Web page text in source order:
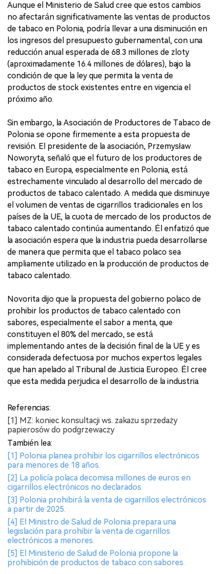
Aunque el Ministerio de Salud cree que estos cambios
no afectarán significativamente las ventas de productos
de tabaco en Polonia, podría llevar a una disminución en
los ingresos del presupuesto gubernamental, con una
reducción anual esperada de 68.3 millones de zloty
(aproximadamente 16.4 millones de dólares), bajo la
condición de que la ley que permita la venta de
productos de stock existentes entre en vigencia el
próximo año.
Sin embargo, la Asociación de Productores de Tabaco de
Polonia se opone firmemente a esta propuesta de
revisión. El presidente de la asociación, Przemysław
Noworyta, señaló que el futuro de los productores de
tabaco en Europa, especialmente en Polonia, está
estrechamente vinculado al desarrollo del mercado de
productos de tabaco calentado. A medida que disminuye
el volumen de ventas de cigarrillos tradicionales en los
países de la UE, la cuota de mercado de los productos de
tabaco calentado continúa aumentando. Él enfatizó que
la asociación espera que la industria pueda desarrollarse
de manera que permita que el tabaco polaco sea
ampliamente utilizado en la producción de productos de
tabaco calentado.
Novorita dijo que la propuesta del gobierno polaco de
prohibir los productos de tabaco calentado con
sabores, especialmente el sabor a menta, que
constituyen el 80% del mercado, se está
implementando antes de la decisión final de la UE y es
considerada defectuosa por muchos expertos legales
que han apelado al Tribunal de Justicia Europeo. Él cree
que esta medida perjudica el desarrollo de la industria.
Referencias:
[1] MZ: koniec konsultacji ws. zakazu sprzedaży
papierosów do podgrzewaczy
También lea:
[1] Polonia planea prohibir los cigarrillos electrónicos
para menores de 18 años.
[2] La policía polaca decomisa millones de euros en
cigarrillos electrónicos no declarados.
[3] Polonia prohibirá la venta de cigarrillos electrónicos
a partir de 2025.
[4] El Ministro de Salud de Polonia prepara una
legislación para prohibir la venta de cigarrillos
electrónicos a menores.
[5] El Ministerio de Salud de Polonia propone la
prohibición de productos de tabaco con sabores.